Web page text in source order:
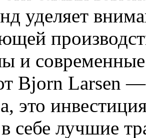
уделяет
и
Bjorn Larsen —
это
в себе лучшие